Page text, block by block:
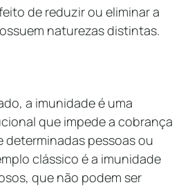
de reduzir ou eliminar a
naturezas distintas.
a imunidade é uma
que impede a cobrança
determinadas pessoas ou
clássico é a imunidade
que não podem ser